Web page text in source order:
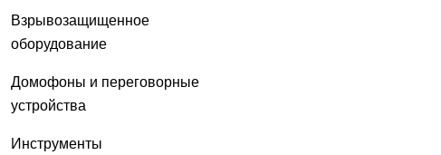
Взрывозащищенное
оборудование
Домофоны и переговорные
устройства
Инструменты